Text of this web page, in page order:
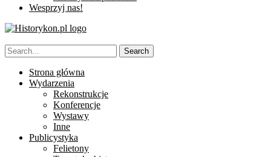
Wesprzyj nas!
Strona główna
Wydarzenia
Rekonstrukcje
Konferencje
Wystawy
Inne
Publicystyka
Felietony